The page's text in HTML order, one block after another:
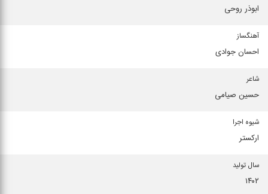
ابوذر روحی
آهنگساز
احسان جوادی
شاعر
حسین صیامی
شیوه اجرا
ارکستر
سال تولید
۱۴۰۲